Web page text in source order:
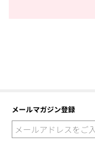
メールマガジン登録